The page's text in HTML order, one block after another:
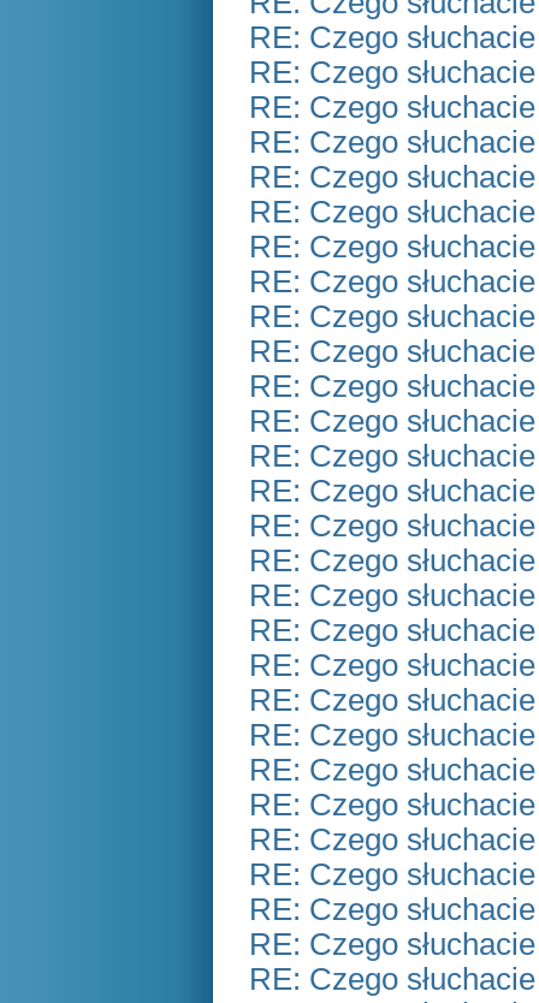
RE: Czego
RE: Czego
RE: Czego
RE: Czego
RE: Czego
RE: Czego
RE: Czego
RE: Czego
RE: Czego
RE: Czego
RE: Czego
RE: Czego
RE: Czego
RE: Czego
RE: Czego
RE: Czego
RE: Czego
RE: Czego
RE: Czego
RE: Czego
RE: Czego
RE: Czego
RE: Czego
RE: Czego
RE: Czego
RE: Czego
RE: Czego
RE: Czego